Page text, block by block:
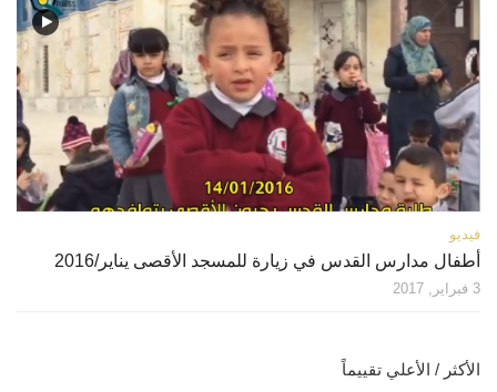
فيديو
أطفال مدارس القدس في زيارة للمسجد الأقصى يناير/2016
3 فبراير, 2017
الأكثر / الأعلي تقييماً